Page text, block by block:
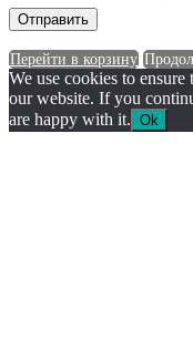
Перейти в корзину
We use cookies to
our website. If you
are happy with it. Ok